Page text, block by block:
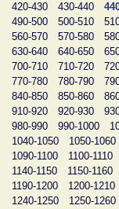
420-430
430-440
490-500
500-510
560-570
570-580
630-640
640-650
700-710
710-720
770-780
780-790
840-850
850-860
910-920
920-930
980-990
990-1000
1040-1050
1050-1060
1090-1100
1100-1110
1140-1150
1150-1160
1190-1200
1200-1210
1240-1250
1250-1260